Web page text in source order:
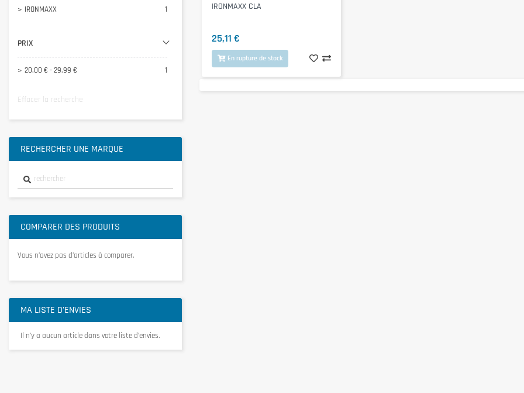
IRONMAXX 1
PRIX
20.00 € - 29.99 € 1
Effacer la recherche
RECHERCHER UNE MARQUE
COMPARER DES PRODUITS
Vous n’avez pas d’articles à comparer.
MA LISTE D'ENVIES
Il n’y a aucun article dans votre liste d’envies.
IRONMAXX CLA
25,11 €
En rupture de stock